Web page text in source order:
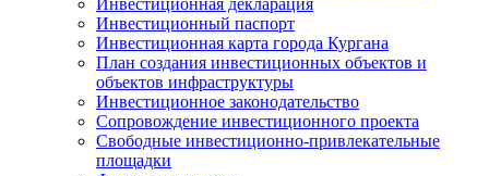
Инвестиционная декларация
Инвестиционный паспорт
Инвестиционная карта города Кургана
План создания инвестиционных объектов и
объектов инфраструктуры
Инвестиционное законодательство
Сопровождение инвестиционного проекта
Свободные инвестиционно-привлекательные
площадки